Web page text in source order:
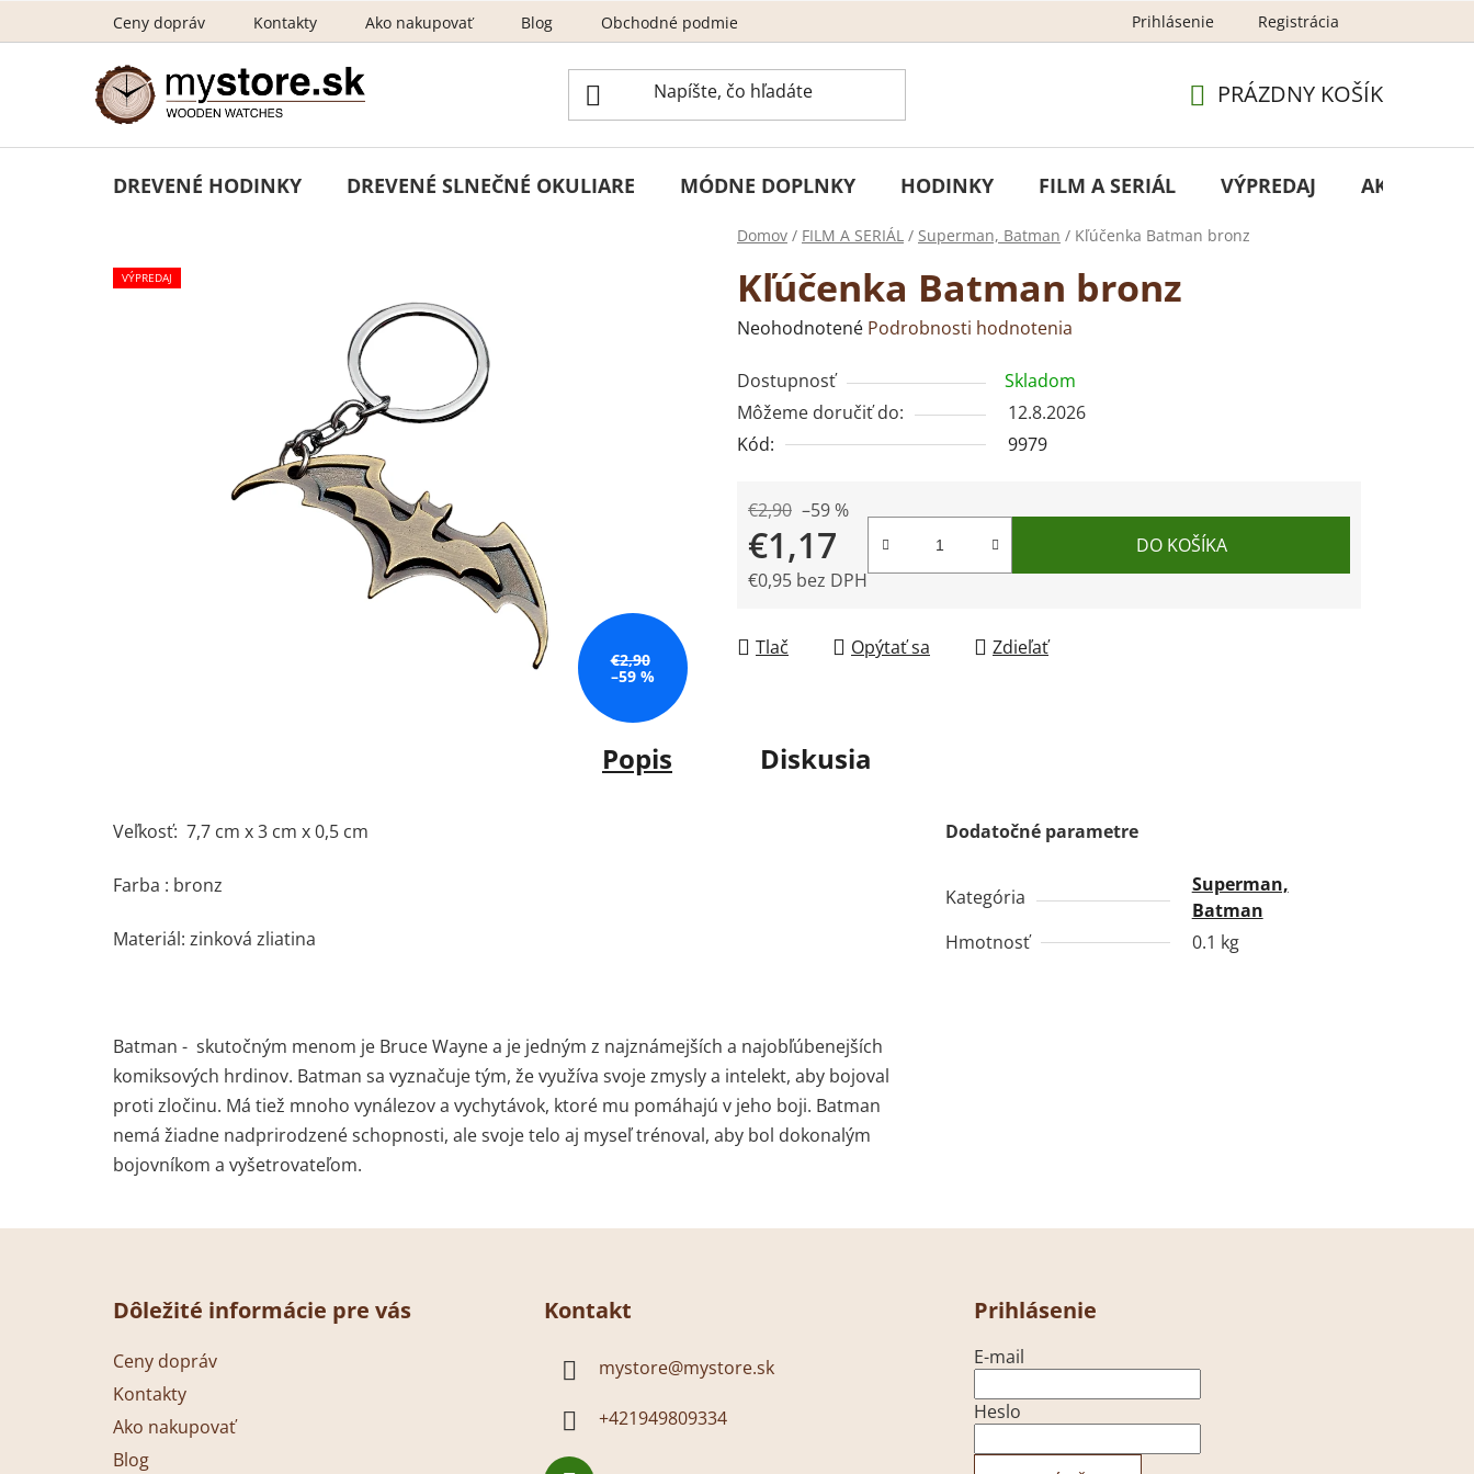
Ceny dopráv Kontakty Ako nakupovať Blog Obchodné podmienky GDPR - ochrana osobných údajov Newsletter –
Prihlásenie Registrácia
KOŠÍK
PRÁZDNY KOŠÍK
DREVENÉ HODINKY DREVENÉ SLNEČNÉ OKULIARE MÓDNE DOPLNKY HODINKY FILM A SERIÁL VÝPREDAJ AKCIA
Domov / FILM A SERIÁL / Superman, Batman / Kľúčenka Batman bronz
Kľúčenka Batman bronz
Priemerné
produktu
je
0,0
hviezdičiek.
Neohodnotené Podrobnosti hodnotenia
Dostupnosť
Skladom
Môžeme doručiť do:
12.8.2026
Kód:
9979
€2,90 –59 %
€1,17
€0,95 bez DPH
DO KOŠÍKA
Tlač Opýtať sa Zdieľať
VÝPREDAJ
€2,90
–59 %
Popis Diskusia
Veľkosť: 7,7 cm x 3 cm x 0,5 cm
Farba : bronz
Materiál: zinková zliatina
Batman - skutočným menom je Bruce Wayne a je jedným z najznámejších a najobľúbenejších
komiksových hrdinov. Batman sa vyznačuje tým, že využíva svoje zmysly a intelekt, aby bojoval
proti zločinu. Má tiež mnoho vynálezov a vychytávok, ktoré mu pomáhajú v jeho boji. Batman
nemá žiadne nadprirodzené schopnosti, ale svoje telo aj myseľ trénoval, aby bol dokonalým
bojovníkom a vyšetrovateľom.
Dodatočné parametre
Kategória
Superman,
Batman
Hmotnosť
0.1 kg
Dôležité informácie pre vás
Ceny dopráv
Kontakty
Ako nakupovať
Blog
Kontakt
mystore@mystore.sk
+421949809334
Prihlásenie
E-mail
Heslo